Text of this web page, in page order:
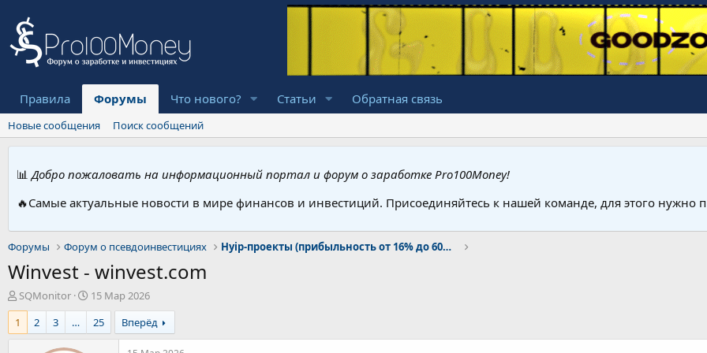
Правила Форумы Что нового? Статьи Обратная связь
Новые сообщения Поиск сообщений
📊 Добро пожаловать на информационный портал и форум о заработке Pro100Money!
🔥Самые актуальные новости в мире финансов и инвестиций. Присоединяйтесь к нашей команде, для этого нужно
Форумы Форум о псевдоинвестициях Hyip-проекты (прибыльность от 16% до 60% в месяц)
Winvest - winvest.com
А
в
т
о
SQMonitor
Д
а
т
а
15 Мар 2026
1
2 3 … 25 Вперёд